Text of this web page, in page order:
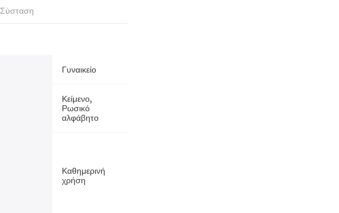
Σύσταση
Γυναικείο
Κείμενο,
Ρωσικό
αλφάβητο
Καθημερινή
χρήση